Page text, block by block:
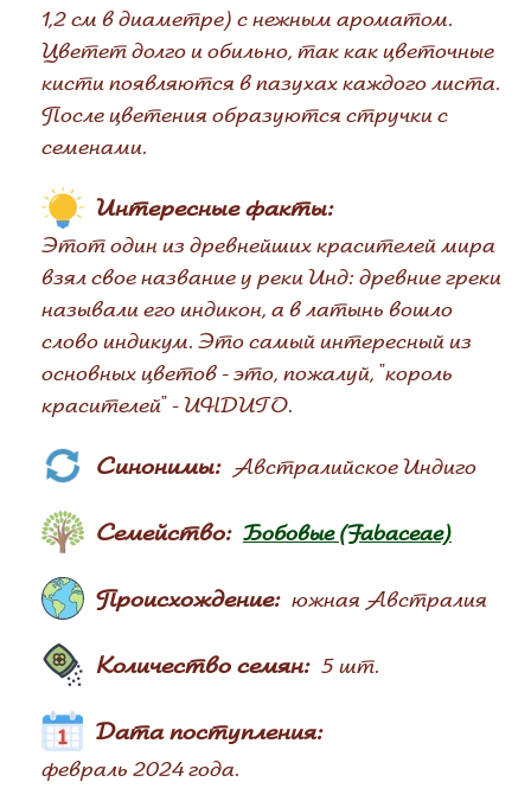
1,2 см в диаметре) с нежным ароматом.
Цветет долго и обильно, так как цветочные
кисти появляются в пазухах каждого листа.
После цветения образуются стручки с
семенами.
Интересные факты:
Этот один из древнейших красителей мира
взял свое название у реки Инд: древние греки
называли его индикон, а в латынь вошло
слово индикум. Это самый интересный из
основных цветов - это, пожалуй, "король
красителей" - ИНДИГО.
Синонимы: Австралийское Индиго
Семейство: Бобовые (Fabaceae)
Происхождение: южная Австралия
Количество семян: 5 шт.
Дата поступления:
февраль 2024 года.